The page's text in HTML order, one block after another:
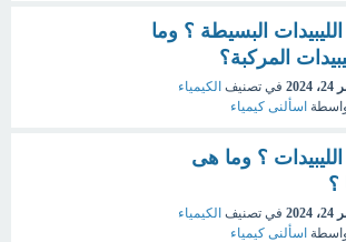
البسيطة ؟ وما
المركبة؟
في تصنيف الكيمياء
اسألنى كيمياء
؟ وما هى
؟
في تصنيف الكيمياء
اسألنى كيمياء